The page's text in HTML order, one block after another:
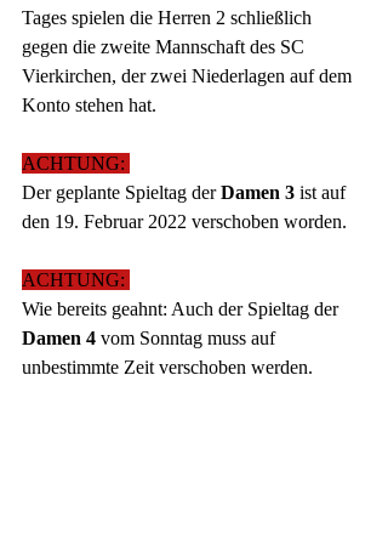
Tages spielen die Herren 2 schließlich
gegen die zweite Mannschaft des SC
Vierkirchen, der zwei Niederlagen auf dem
Konto stehen hat.
ACHTUNG:
Der geplante Spieltag der Damen 3 ist auf
den 19. Februar 2022 verschoben worden.
ACHTUNG:
Wie bereits geahnt: Auch der Spieltag der
Damen 4 vom Sonntag muss auf
unbestimmte Zeit verschoben werden.